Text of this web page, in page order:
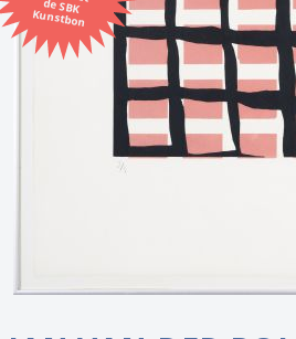
Kunstbon